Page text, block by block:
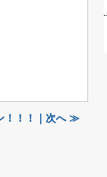
！！！｜次へ ≫